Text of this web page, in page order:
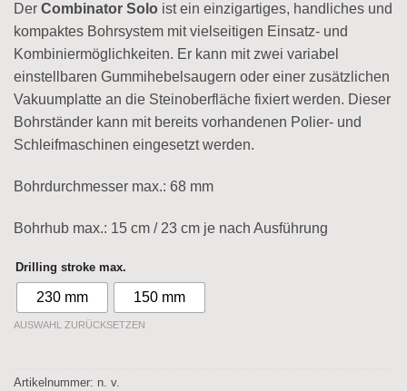
1.062,00 €
through
1.094,00 €
Der Combinator Solo ist ein einzigartiges, handliches und
kompaktes Bohrsystem mit vielseitigen Einsatz- und
Kombiniermöglichkeiten. Er kann mit zwei variabel
einstellbaren Gummihebelsaugern oder einer zusätzlichen
Vakuumplatte an die Steinoberfläche fixiert werden. Dieser
Bohrständer kann mit bereits vorhandenen Polier- und
Schleifmaschinen eingesetzt werden.
Bohrdurchmesser max.: 68 mm
Bohrhub max.: 15 cm / 23 cm je nach Ausführung
Drilling stroke max.
230 mm 150 mm
AUSWAHL ZURÜCKSETZEN
Artikelnummer: n. v.